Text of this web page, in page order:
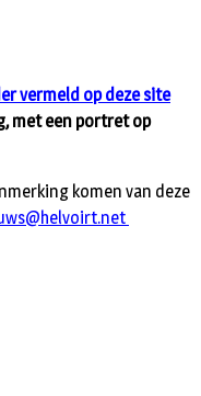
vermeld op deze site
met een portret op
komen van deze